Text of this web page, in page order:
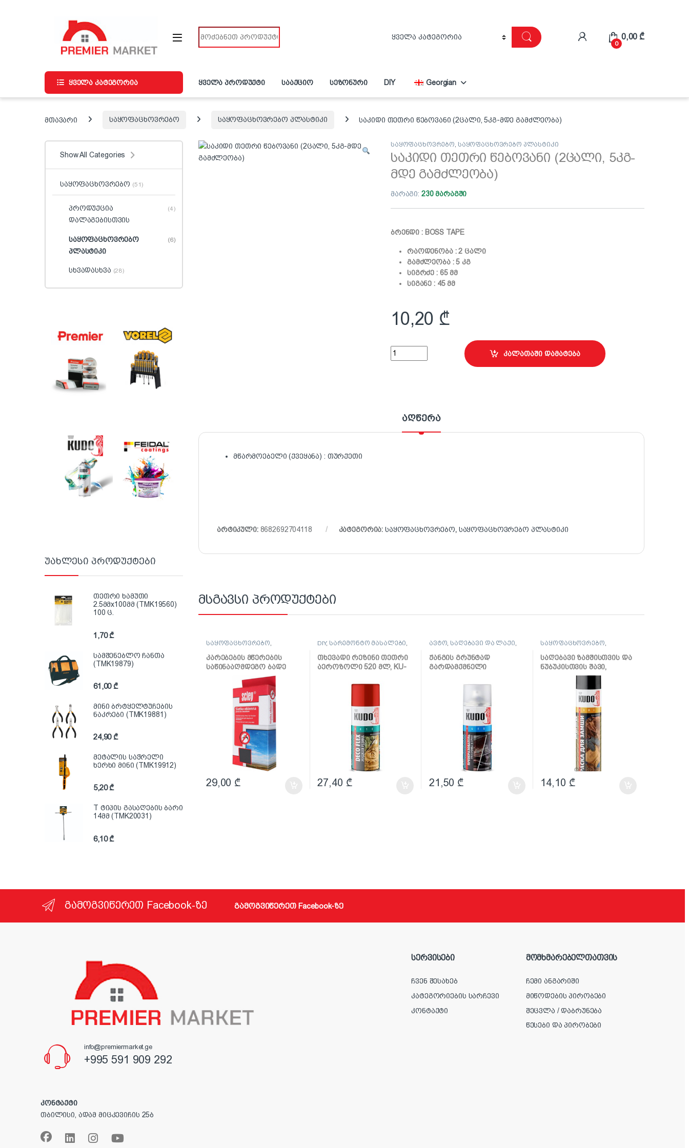
0
0,00 ₾
ყველა კატეგორია ყველა პროდუქტი სააქციო სეზონური DIY Georgian
მთავარი საყოფაცხოვრებო საყოფაცხოვრებო პლასტიკი საკიდი თეთრი წებოვანი (2ცალი, 5კგ-მდე გამძლეობა)
საყოფაცხოვრებო, საყოფაცხოვრებო პლასტიკი
საკიდი თეთრი წებოვანი (2ცალი, 5კგ-
მდე გამძლეობა)
მარაგი: 230 მარაგში
ბრენდი : BOSS TAPE
რაოდენობა : 2 ცალი
გამძლეობა : 5 კგ
სიგრძე : 65 მმ
სიგანე : 45 მმ
10,20 ₾
საკიდი თეთრი წებოვანი (2ცალი, 5კგ-მდე გამძლეობა) quantity
კალათაში დამატება
აღწერა
მწარმოებელი (ქვეყანა) : თურქეთი
არტიკული: 8682692704118 კატეგორია: საყოფაცხოვრებო, საყოფაცხოვრებო პლასტიკი
მსგავსი პროდუქტები
საყოფაცხოვრებო,
კარებების მწერების
საწინააღმდეგო ბადე
მაგნიტებზე 210*100სმ,
29,00 ₾
DIY, სარემონტო მასალები,
საყოფაცხოვრებო,
სხვადასხვა
თხევადი რეზინი თეთრი
აეროზოლი 520 მლ, KU-
27,40 ₾
ავტო, საღებავი და ლაქი,
სხვადასხვა
ჟანგის გრუნტად
გარდამქმნელი
21,50 ₾
საყოფაცხოვრებო,
საღებავი ზამშისთვის და
ნუბუკისთვის შავი,
აეროზოლი (400 მლ)KU-
14,10 ₾
Show All Categories
საყოფაცხოვრებო (51)
პროდუქცია
დალაგებისთვის
(4)
საყოფაცხოვრებო
პლასტიკი
(6)
სხვადასხვა (28)
უახლესი პროდუქტები
თეთრი ხამუთი
2.5მმx100მმ (TMK19560)
100 ც.
1,70₾
სამშენებლო ჩანთა
(TMK19879)
61,00₾
მინი ბრტყელტუჩების
ნაკრები (TMK19881)
24,90₾
მეტალის საჭრელი
ხერხი მინი (TMK19912)
5,20₾
T ტიპის გასაღების ბარი
14მმ (TMK20031)
6,10₾
გამოგვიწერეთ Facebook-ზე გამოგვიწერეთ Facebook-ზე
info@premiermarket.ge
+995 591 909 292
კონტაქტი
თბილისი, ადამ მიცკევიჩის 25ბ
სერვისები
ჩვენ შესახებ
კატეგორიების სარჩევი
კონტაქტი
მომხმარებელთათვის
ჩემი ანგარიში
მიწოდების პირობები
შეცვლა / დაბრუნება
წესები და პირობები